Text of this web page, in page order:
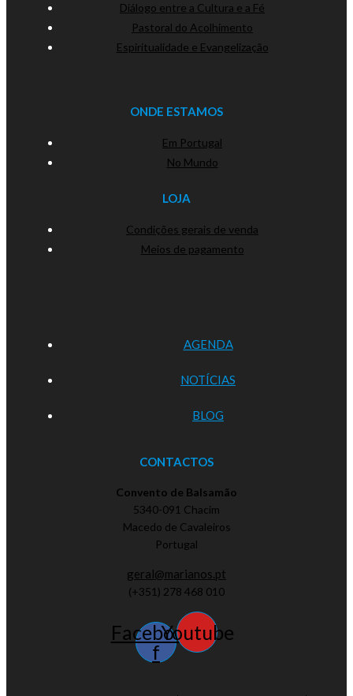
Diálogo entre a Cultura e a Fé
Pastoral do Acolhimento
Espiritualidade e Evangelização
ONDE ESTAMOS
Em Portugal
No Mundo
LOJA
Condições gerais de venda
Meios de pagamento
AGENDA
NOTÍCIAS
BLOG
CONTACTOS
Convento de Balsamão
5340-091 Chacim
Macedo de Cavaleiros
Portugal
geral@marianos.pt
(+351) 278 468 010
Facebook-
f
Youtube